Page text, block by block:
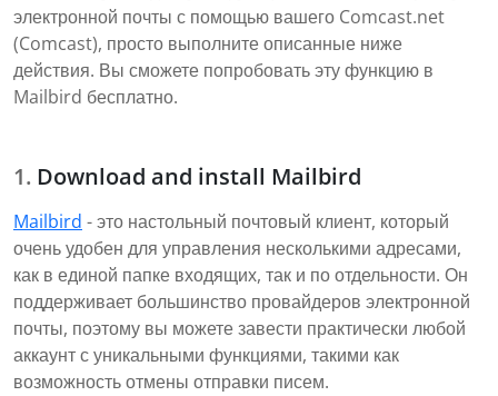
электронной почты с помощью вашего Comcast.net
(Comcast), просто выполните описанные ниже
действия. Вы сможете попробовать эту функцию в
Mailbird бесплатно.
Download and install Mailbird
Mailbird - это настольный почтовый клиент, который
очень удобен для управления несколькими адресами,
как в единой папке входящих, так и по отдельности. Он
поддерживает большинство провайдеров электронной
почты, поэтому вы можете завести практически любой
аккаунт с уникальными функциями, такими как
возможность отмены отправки писем.